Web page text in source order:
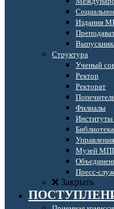
Издания
Структура
Ученый
Ректор
Ректорат
Филиалы
Институты
Библиотека
Музей
Пресс-
Закрыть